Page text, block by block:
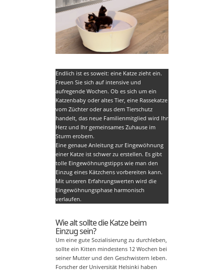
Endlich ist es soweit: eine Katze zieht ein.
Freuen Sie sich auf intensive und
aufregende Wochen. Ob es sich um ein
Katzenbaby oder altes Tier, eine Rassekatze
vom Züchter oder aus dem Tierschutz
handelt, das neue Familienmitglied wird Ihr
Herz und Ihr gemeinsames Zuhause im
Sturm erobern.
Eine genaue Anleitung zur Eingewöhnung
einer Katze ist schwer zu erstellen. Es gibt
tolle Eingewöhnungstipps wie man den
Einzug eines Kätzchens vorbereiten kann.
Mit unseren Erfahrungswerten wird die
Eingewöhnungsphase harmonisch
verlaufen.
Wie alt sollte die Katze beim
Einzug sein?
Um eine gute Sozialisierung zu durchleben,
sollte ein Kitten mindestens 12 Wochen bei
seiner Mutter und den Geschwistern leben.
Forscher der Universität Helsinki haben